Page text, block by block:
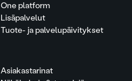
One platform
Lisäpalvelut
Tuote- ja palvelupäivitykset
Asiakastarinat